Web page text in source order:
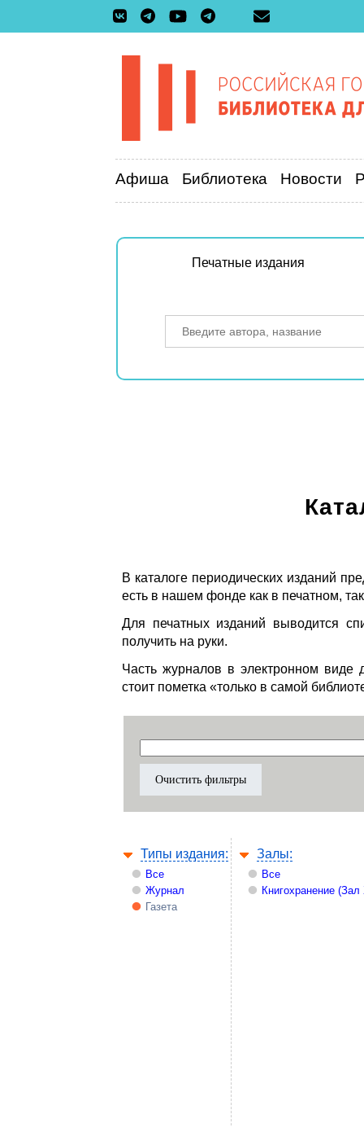
Афиша Библиотека Новости
Печатные издания
В каталоге периодических изданий
есть в нашем фонде как в печатном,
Для печатных изданий выводится
получить на руки.
Часть журналов в электронном виде
стоит пометка «только в самой
Типы издания:
Все
Журнал
Газета
Залы:
Все
Книгохранение